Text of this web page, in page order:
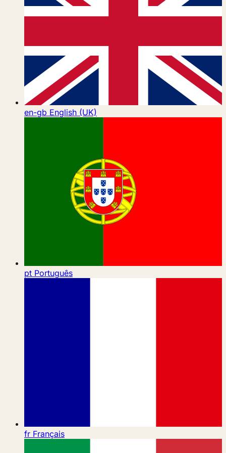
en-gb English (UK)
pt Português
fr Français